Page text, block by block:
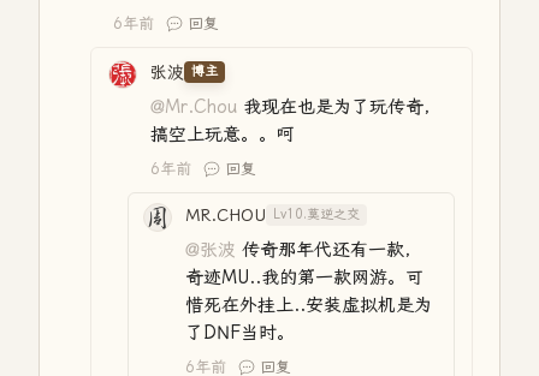
6年前 回复
张波 博主
@Mr.Chou 我现在也是为了玩传奇，
搞空上玩意。。呵
6年前 回复
MR.CHOU Lv10.莫逆之交
@张波 传奇那年代还有一款，
奇迹MU..我的第一款网游。可
惜死在外挂上..安装虚拟机是为
了DNF当时。
6年前 回复